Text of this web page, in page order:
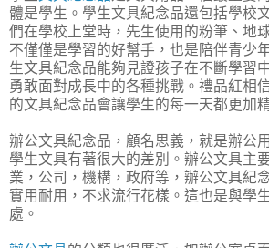
體是學生。學生文具紀念品還包括學校
們在學校上堂時，先生使用的粉筆、地
不僅僅是學習的好幫手，也是陪伴青少
生文具紀念品能夠見證孩子在不斷學習
勇敢面對成長中的各種挑戰。禮品紅相
的文具紀念品會讓學生的每一天都更加
辦公文具紀念品，顧名思義，就是辦公
學生文具有著很大的差別。辦公文具主
業，公司，機構，政府等，辦公文具紀
實用耐用，不求流行花樣。這也是與學
處。